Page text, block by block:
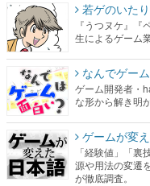
若ゲのいた
『うつヌケ』
生によるゲーム
なんでゲー
ゲーム開発者・
な形から解き明
ゲームが変
「経験値」「
源や用法の変遷
が徹底調査。